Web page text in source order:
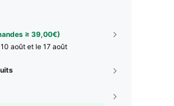
≥ 39,00€)
août et le 17 août